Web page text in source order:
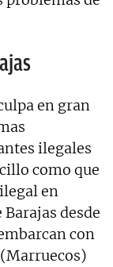
en gran
ilegales
como que
en
desde
con